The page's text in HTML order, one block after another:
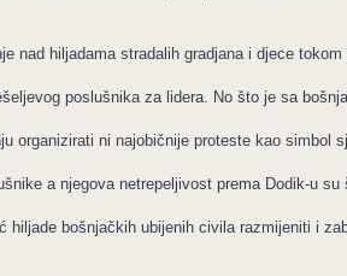
nad hiljadama stradalih gradjana i djece
poslušnika za lidera. No što je sa
organizirati ni najobičnije proteste kao simbol
a njegova netrepeljivost prema Dodik-u
bošnjačkih ubijenih civila razmijeniti i